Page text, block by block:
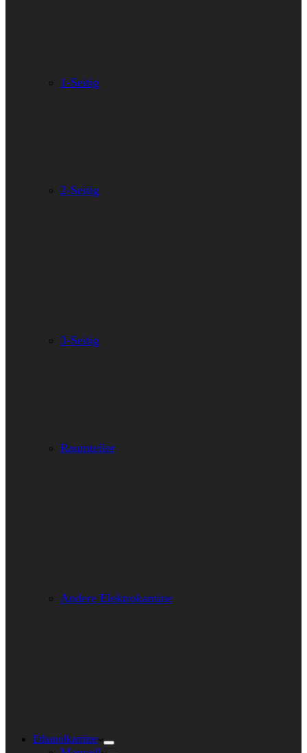
1-Seitig
2-Seitig
3-Seitig
Raumteiler
Andere Elektrokamine
Ethanolkamine